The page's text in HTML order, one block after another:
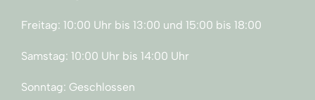
Freitag: 10:00 Uhr bis 13:00 und 15:00 bis 18:00
Samstag: 10:00 Uhr bis 14:00 Uhr
Sonntag: Geschlossen